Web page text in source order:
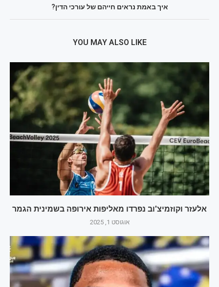
איך באמת נראים חייהם של עורכי הדין?
YOU MAY ALSO LIKE
אלעזר וקוזמיצ'וב נפרדו מאליפות אירופה בשמינית הגמר
אוגוסט 1, 2025